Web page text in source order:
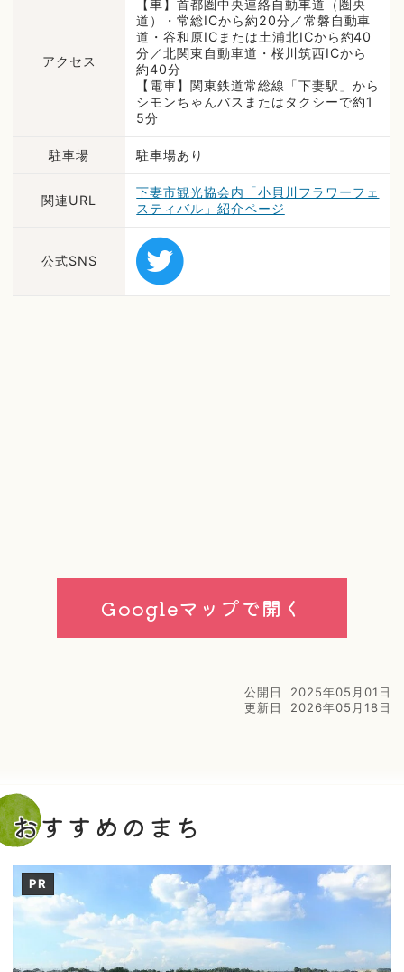
アクセス
【車】首都圏中央連絡自動車道（圏央
道）・常総ICから約20分／常磐自動車
道・谷和原ICまたは土浦北ICから約40
分／北関東自動車道・桜川筑西ICから
約40分
【電車】関東鉄道常総線「下妻駅」から
シモンちゃんバスまたはタクシーで約1
5分
駐車場 駐車場あり
関連URL
下妻市観光協会内「小貝川フラワーフェ
スティバル」紹介ページ
公式SNS
Googleマップで開く
公開日
2025年05月01日
更新日
2026年05月18日
おすすめのまち
PR